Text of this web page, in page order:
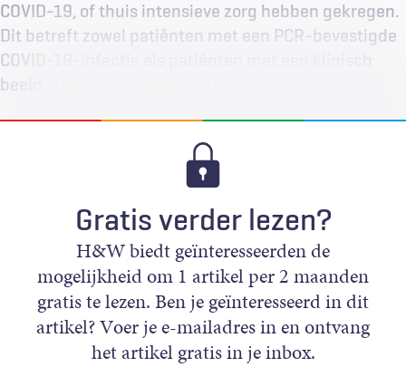
COVID-19, of thuis intensieve zorg hebben gekregen.
Dit betreft zowel patiënten met een PCR-bevestigde
COVID-19-infectie als patiënten met een klinisch
beeld sterk verdacht voor COVID-19.
Gratis verder lezen?
H&W biedt geïnteresseerden de
mogelijkheid om 1 artikel per 2 maanden
gratis te lezen. Ben je geïnteresseerd in dit
artikel? Voer je e-mailadres in en ontvang
het artikel gratis in je inbox.